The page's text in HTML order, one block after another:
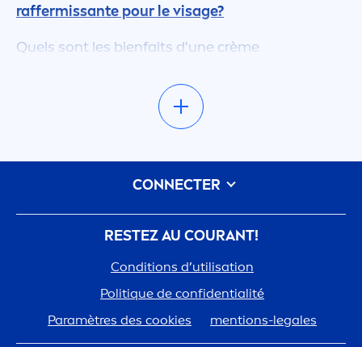
raffermissante pour le visage?
Quels sont les bienfaits d'une crème
L'utilisation d'une crème raffermissante pour le
visage peut avoir de nombreux avantages pour
votre peau. Une crème raffermissante pour le
raffermir une peau relâchée. Cela permet à la
peau d'apparaître plus éclatante. Ces
ingrédients stimulent la production de collagène,
à réduire les rides et ridules.
En plus de raffermir la peau, les crèmes
raffermissantes aident à maintenir l'hydratation
RESTEZ AU COURANT!
Conditions d’utilisation
Politique de confidentialité
Paramètres des cookies
mentions-legales
CONNECTER